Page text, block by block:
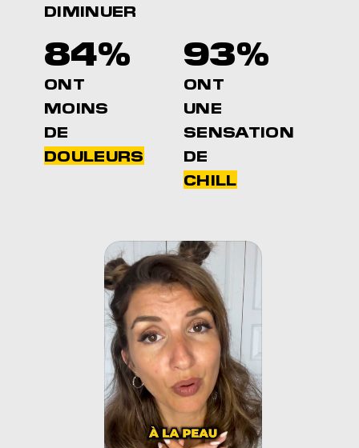
DIMINUER
84%
ONT
MOINS
DE
DOULEURS
93%
ONT
UNE
SENSATION
DE
CHILL